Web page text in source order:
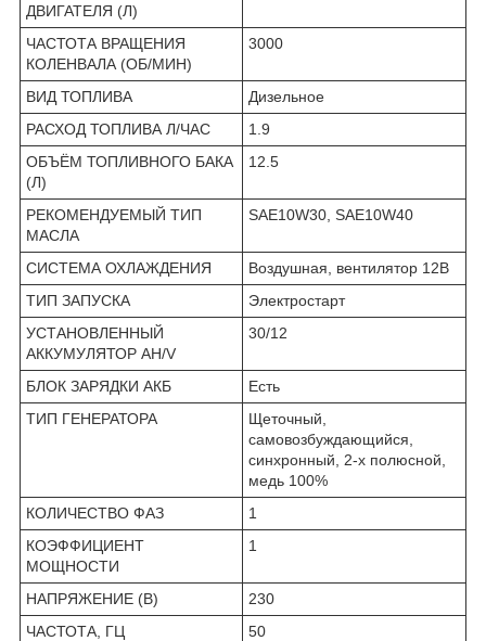
ДВИГАТЕЛЯ (Л)
ЧАСТОТА ВРАЩЕНИЯ
КОЛЕНВАЛА (ОБ/МИН)
3000
ВИД ТОПЛИВА
Дизельное
РАСХОД ТОПЛИВА Л/ЧАС
1.9
ОБЪЁМ ТОПЛИВНОГО БАКА
(Л)
12.5
РЕКОМЕНДУЕМЫЙ ТИП
МАСЛА
SAE10W30, SAE10W40
СИСТЕМА ОХЛАЖДЕНИЯ
Воздушная, вентилятор 12В
ТИП ЗАПУСКА
Электростарт
УСТАНОВЛЕННЫЙ
АККУМУЛЯТОР AH/V
30/12
БЛОК ЗАРЯДКИ АКБ
Есть
ТИП ГЕНЕРАТОРА
Щеточный,
самовозбуждающийся,
синхронный, 2-х полюсной,
медь 100%
КОЛИЧЕСТВО ФАЗ
1
КОЭФФИЦИЕНТ
МОЩНОСТИ
1
НАПРЯЖЕНИЕ (В)
230
ЧАСТОТА, ГЦ
50